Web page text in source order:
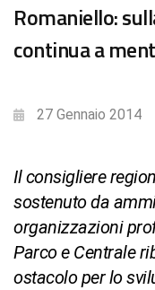
Romaniello:
continua a
27 Gennaio 2014
Il consigliere
sostenuto da
organizzazioni
Parco e Centrale
ostacolo per lo